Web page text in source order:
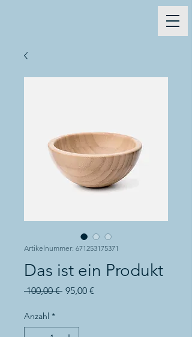
Artikelnummer: 671253175371
Das ist ein Produkt
100,00 € Standardpreis
95,00 €
Anzahl *